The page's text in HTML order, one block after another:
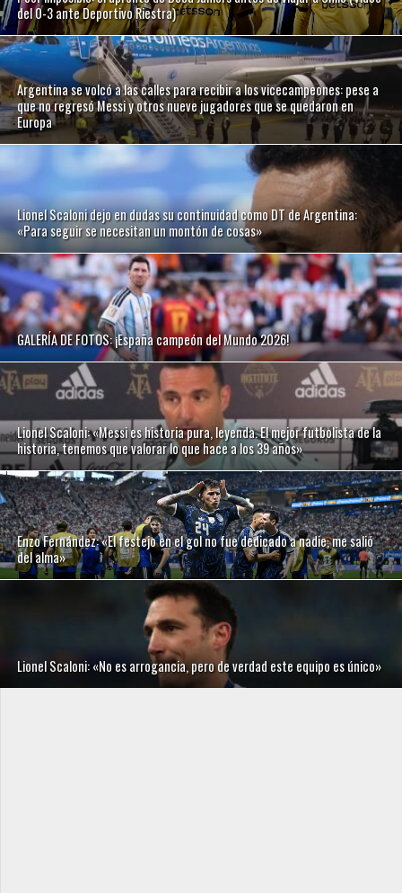
del 0-3 ante Deportivo Riestra)
Argentina se volcó a las calles para recibir a los vicecampeones: pese a
que no regresó Messi y otros nueve jugadores que se quedaron en
Europa
Lionel Scaloni dejo en dudas su continuidad como DT de Argentina:
«Para seguir se necesitan un montón de cosas»
GALERÍA DE FOTOS: ¡España campeón del Mundo 2026!
Lionel Scaloni: «Messi es historia pura, leyenda. El mejor futbolista de la
historia, tenemos que valorar lo que hace a los 39 años»
Enzo Fernández: «El festejo en el gol no fue dedicado a nadie, me salió
del alma»
Lionel Scaloni: «No es arrogancia, pero de verdad este equipo es único»